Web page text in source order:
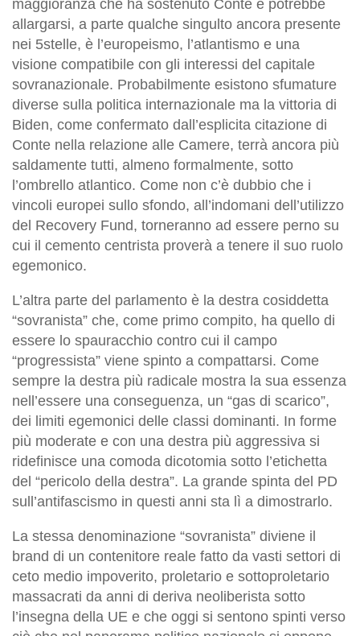
maggioranza che ha sostenuto Conte e potrebbe
allargarsi, a parte qualche singulto ancora presente
nei 5stelle, è l’europeismo, l’atlantismo e una
visione compatibile con gli interessi del capitale
sovranazionale. Probabilmente esistono sfumature
diverse sulla politica internazionale ma la vittoria di
Biden, come confermato dall’esplicita citazione di
Conte nella relazione alle Camere, terrà ancora più
saldamente tutti, almeno formalmente, sotto
l’ombrello atlantico. Come non c’è dubbio che i
vincoli europei sullo sfondo, all’indomani dell’utilizzo
del Recovery Fund, torneranno ad essere perno su
cui il cemento centrista proverà a tenere il suo ruolo
egemonico.
L’altra parte del parlamento è la destra cosiddetta
“sovranista” che, come primo compito, ha quello di
essere lo spauracchio contro cui il campo
“progressista” viene spinto a compattarsi. Come
sempre la destra più radicale mostra la sua essenza
nell’essere una conseguenza, un “gas di scarico”,
dei limiti egemonici delle classi dominanti. In forme
più moderate e con una destra più aggressiva si
ridefinisce una comoda dicotomia sotto l’etichetta
del “pericolo della destra”. La grande spinta del PD
sull’antifascismo in questi anni sta lì a dimostrarlo.
La stessa denominazione “sovranista” diviene il
brand di un contenitore reale fatto da vasti settori di
ceto medio impoverito, proletario e sottoproletario
massacrati da anni di deriva neoliberista sotto
l’insegna della UE e che oggi si sentono spinti verso